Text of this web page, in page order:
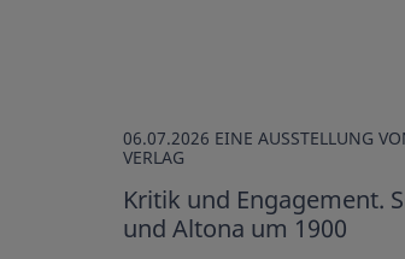
06.07.2026 EINE AUSSTELLUNG
VERLAG
Kritik und Engagement.
und Altona um 1900